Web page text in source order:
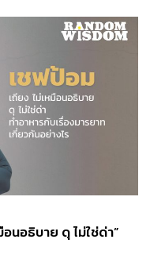
นอธิบาย ดุ ไม่ใช่ด่า”